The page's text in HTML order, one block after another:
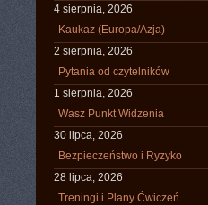
4 sierpnia, 2026
Kaukaz (Europa/Azja)
2 sierpnia, 2026
Pytania od czytelników
1 sierpnia, 2026
Wasz Punkt Widzenia
30 lipca, 2026
Bezpieczeństwo i Ryzyko
28 lipca, 2026
Treningi i Plany Ćwiczeń